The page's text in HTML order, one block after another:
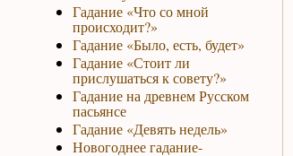
Гадание «Что со мной
происходит?»
Гадание «Было, есть, будет»
Гадание «Стоит ли
прислушаться к совету?»
Гадание на древнем Русском
пасьянсе
Гадание «Девять недель»
Новогоднее гадание-